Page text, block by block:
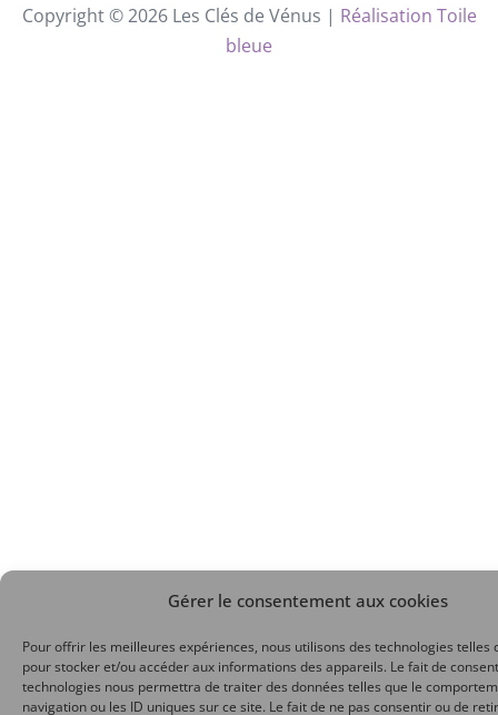
Gérer le consentement aux cookies
Pour offrir les meilleures expériences, nous utilisons des technologies telles
pour stocker et/ou accéder aux informations des appareils. Le fait de
technologies nous permettra de traiter des données telles que le
navigation ou les ID uniques sur ce site. Le fait de ne pas consentir ou de
Copyright © 2026 Les Clés de Vénus | Réalisation Toile
bleue